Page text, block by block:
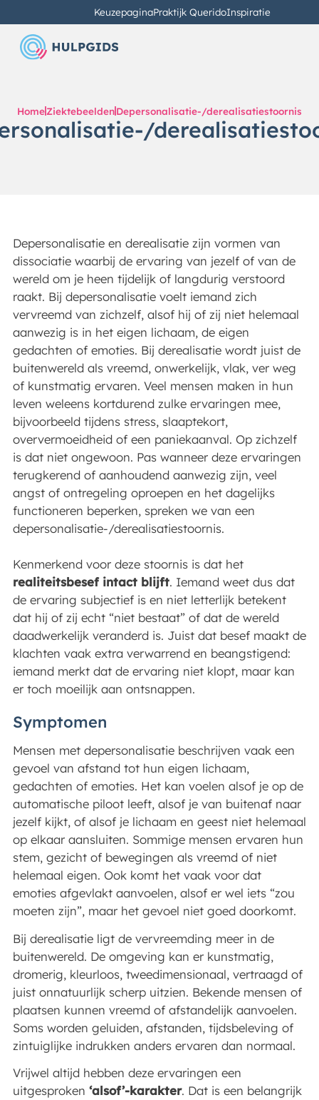
KeuzepaginaPraktijk QueridoInspiratie
HomeZiektebeeldenDepersonalisatie-/derealisatiestoornis
Depersonalisatie en derealisatie zijn vormen van
dissociatie waarbij de ervaring van jezelf of van de
wereld om je heen tijdelijk of langdurig verstoord
raakt. Bij depersonalisatie voelt iemand zich
vervreemd van zichzelf, alsof hij of zij niet helemaal
aanwezig is in het eigen lichaam, de eigen
gedachten of emoties. Bij derealisatie wordt juist de
buitenwereld als vreemd, onwerkelijk, vlak, ver weg
of kunstmatig ervaren. Veel mensen maken in hun
leven weleens kortdurend zulke ervaringen mee,
bijvoorbeeld tijdens stress, slaaptekort,
oververmoeidheid of een paniekaanval. Op zichzelf
is dat niet ongewoon. Pas wanneer deze ervaringen
terugkerend of aanhoudend aanwezig zijn, veel
angst of ontregeling oproepen en het dagelijks
functioneren beperken, spreken we van een
depersonalisatie-/derealisatiestoornis.
Kenmerkend voor deze stoornis is dat het
realiteitsbesef intact blijft. Iemand weet dus dat
de ervaring subjectief is en niet letterlijk betekent
dat hij of zij echt “niet bestaat” of dat de wereld
daadwerkelijk veranderd is. Juist dat besef maakt de
klachten vaak extra verwarrend en beangstigend:
iemand merkt dat de ervaring niet klopt, maar kan
er toch moeilijk aan ontsnappen.
Symptomen
Mensen met depersonalisatie beschrijven vaak een
gevoel van afstand tot hun eigen lichaam,
gedachten of emoties. Het kan voelen alsof je op de
automatische piloot leeft, alsof je van buitenaf naar
jezelf kijkt, of alsof je lichaam en geest niet helemaal
op elkaar aansluiten. Sommige mensen ervaren hun
stem, gezicht of bewegingen als vreemd of niet
helemaal eigen. Ook komt het vaak voor dat
emoties afgevlakt aanvoelen, alsof er wel iets “zou
moeten zijn”, maar het gevoel niet goed doorkomt.
Bij derealisatie ligt de vervreemding meer in de
buitenwereld. De omgeving kan er kunstmatig,
dromerig, kleurloos, tweedimensionaal, vertraagd of
juist onnatuurlijk scherp uitzien. Bekende mensen of
plaatsen kunnen vreemd of afstandelijk aanvoelen.
Soms worden geluiden, afstanden, tijdsbeleving of
zintuiglijke indrukken anders ervaren dan normaal.
Vrijwel altijd hebben deze ervaringen een
uitgesproken ‘alsof’-karakter. Dat is een belangrijk